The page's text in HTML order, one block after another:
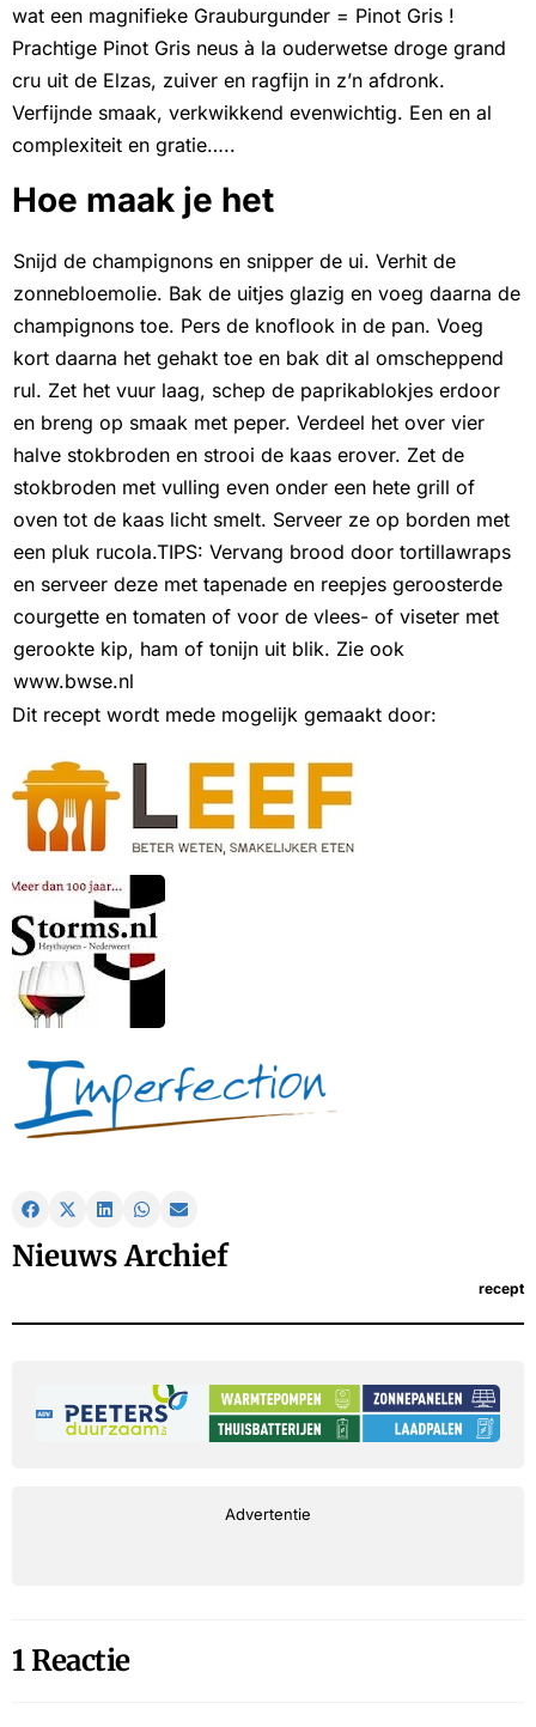
wat een magnifieke Grauburgunder = Pinot Gris !
Prachtige Pinot Gris neus à la ouderwetse droge grand
cru uit de Elzas, zuiver en ragfijn in z’n afdronk.
Verfijnde smaak, verkwikkend evenwichtig. Een en al
complexiteit en gratie…..
Hoe maak je het
Snijd de champignons en snipper de ui. Verhit de
zonnebloemolie. Bak de uitjes glazig en voeg daarna de
champignons toe. Pers de knoflook in de pan. Voeg
kort daarna het gehakt toe en bak dit al omscheppend
rul. Zet het vuur laag, schep de paprikablokjes erdoor
en breng op smaak met peper. Verdeel het over vier
halve stokbroden en strooi de kaas erover. Zet de
stokbroden met vulling even onder een hete grill of
oven tot de kaas licht smelt. Serveer ze op borden met
een pluk rucola.TIPS: Vervang brood door tortillawraps
en serveer deze met tapenade en reepjes geroosterde
courgette en tomaten of voor de vlees- of viseter met
gerookte kip, ham of tonijn uit blik. Zie ook
www.bwse.nl
Dit recept wordt mede mogelijk gemaakt door:
Nieuws Archief
recept
Advertentie
1 Reactie